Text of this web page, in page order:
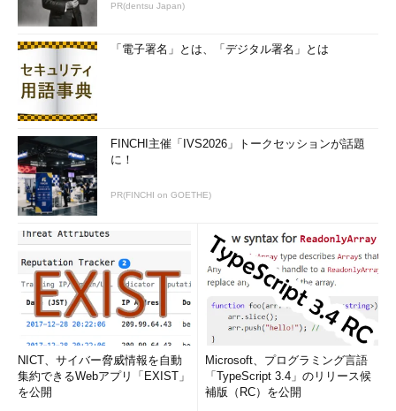
1月20日には、IEおよびIE以外のプラットフォームにも影響す
る不具合の修正版がバージョン「20.0.0.286」として提供されま
した。このバージョンに相当する修正版は、Windows 8以降に組
み込まれたFlash Playerに対しては提供されず、不具合は2月の
Windows Updateで提供された次のセキュリティ更新であるバー
ジョン「20.0.0.306」まで放置されたままでした（
画面21月20日から2月10日までの間、Windows 8.1のIE 1
1、Windows 10のIE 11、Microsoft EdgeのFlash Playerの
バージョンは、不具合を含む古いバージョンのまま放置され
た（画面奥はMicrosoft Edge、手前はGoogle Chrome）
Flash Playerの更新情報については、以下のWebサイトで確認
PR(dentsu Japan)
「電子署名」とは、「デジタル署名」とは
FINCHI主催「IVS2026」トークセッションが話題
に！
PR(FINCHI on GOETHE)
NICT、サイバー脅威情報を自動
集約できるWebアプリ「EXIST」
を公開
Microsoft、プログラミング言語
「TypeScript 3.4」のリリース候
補版（RC）を公開